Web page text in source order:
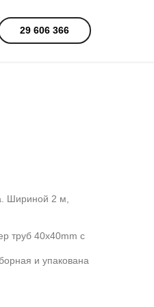
29 606 366
Шириной 2 м,
труб 40x40mm с
и упакована